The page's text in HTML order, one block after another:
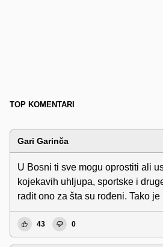
TOP KOMENTARI
Gari Garinča
U Bosni ti sve mogu oprostiti ali
kojekavih uhljupa, sportske i
radit ono za šta su rođeni. Tako
43 0